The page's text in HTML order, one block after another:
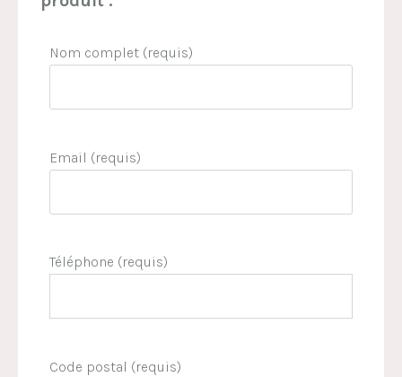
Nom complet (requis)
Email (requis)
Téléphone (requis)
Code postal (requis)